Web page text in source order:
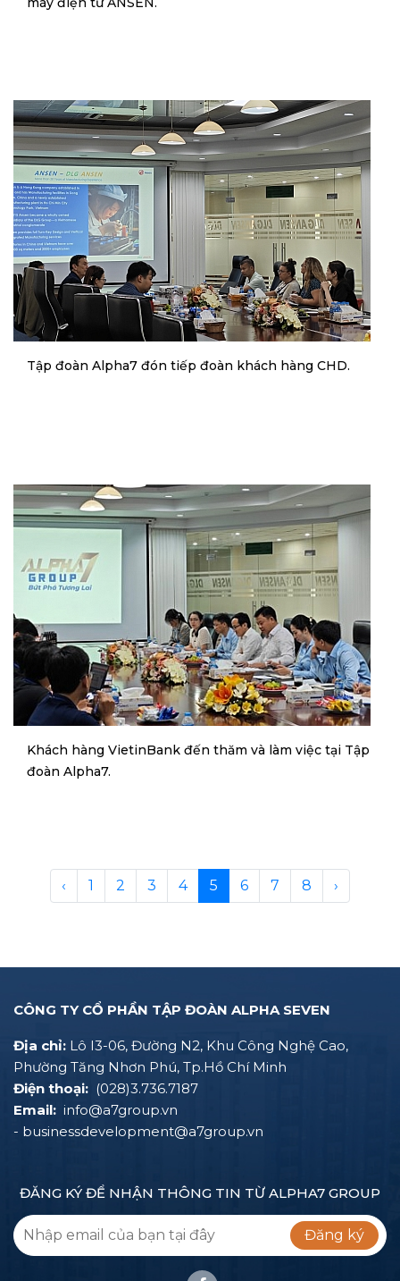
Tập đoàn Alpha7 đón tiếp đoàn khách hàng CHD.
Khách hàng VietinBank đến thăm và làm việc tại Tập
đoàn Alpha7.
‹ 1 2 3 4 5 6 7 8 ›
CÔNG TY CỔ PHẦN TẬP ĐOÀN ALPHA SEVEN
Địa chỉ: Lô I3-06, Đường N2, Khu Công Nghệ Cao,
Phường Tăng Nhơn Phú, Tp.Hồ Chí Minh
Điện thoại: (028)3.736.7187
Email: info@a7group.vn
- businessdevelopment@a7group.vn
ĐĂNG KÝ ĐỂ NHẬN THÔNG TIN TỪ ALPHA7 GROUP
Đăng ký